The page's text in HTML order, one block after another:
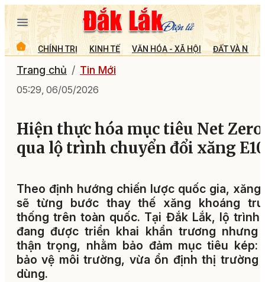
CHÍNH TRỊ KINH TẾ VĂN HÓA - XÃ HỘI ĐẤT VÀ
Trang chủ Tin Mới
05:29, 06/05/2026
Hiện thực hóa mục tiêu Net Zero
qua lộ trình chuyển đổi xăng E10
Theo định hướng chiến lược quốc gia, xăng
sẽ từng bước thay thế xăng khoáng
thống trên toàn quốc. Tại Đắk Lắk, lộ trình
đang được triển khai khẩn trương nhưng
thận trọng, nhằm bảo đảm mục tiêu kép:
bảo vệ môi trường, vừa ổn định thị trường
dùng.